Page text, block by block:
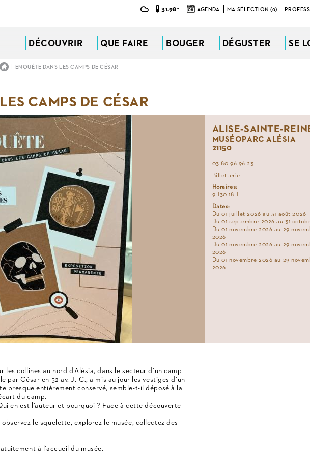
31.98° 08 AGENDA MA SÉLECTION (0)
DÉCOUVRIR QUE FAIRE BOUGER DÉGUSTER SE
| ENQUÊTE DANS LES CAMPS DE CÉSAR
CAMPS DE CÉSAR
ALISE-SAINTE-
MUSÉOPARC ALÉSIA
21150
03 80 96 96 23
Billetterie
Horaires:
9H30-18H
Dates:
Du 01 juillet 2026 au 31 août 2026
Du 01 septembre 2026 au 31
Du 01 novembre 2026 au 29
2026
Du 01 novembre 2026 au 29
2026
Du 01 novembre 2026 au 29
2026
les collines au nord d’Alésia, dans le secteur d’un camp
par César en 52 av. J.-C., a mis au jour les vestiges d’un
presque entièrement conservé, semble-t-il déposé à la
du camp.
en est l’auteur et pourquoi ? Face à cette découverte
le squelette, explorez le musée, collectez des
à l’accueil du musée.